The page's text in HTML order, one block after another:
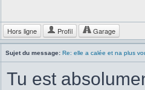
Hors ligne Profil Garage
Sujet du message: Re: elle a calée et na plus
Tu est